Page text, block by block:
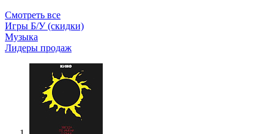
Смотреть все
Игры Б/У (скидки)
Музыка
Лидеры продаж